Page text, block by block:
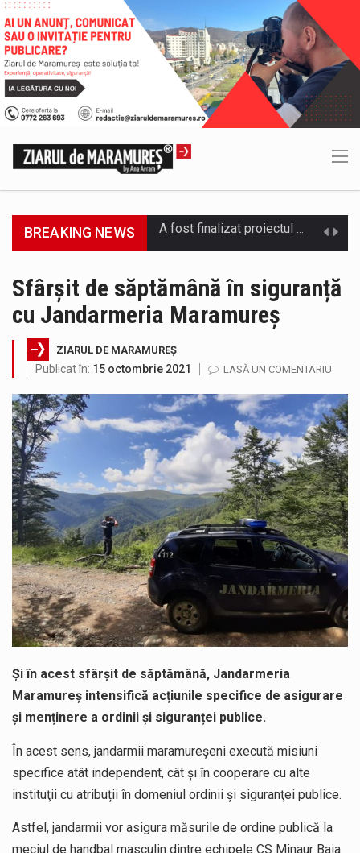
BREAKING NEWS Deputatul AUR de Maramureș, Daniel Ciornei, critică modul în care Parlamentul este chemat să ratifice acordul de împrumut în valoare…
Temperaturile ridicate constituie factori agresivi asupra sănătăţii, extrem de nocivi, ce pot deregla echilibrul organismului. Prea multă căldură nu este…
Directorul OCPI Maramures, Daniela-Onița Ivascu, a venit cu un răspuns pentru cei care s-au intrebat în aceste zile: Dacă aplicațiile…
Testarea independentă a sistemului e-Terra, realizată de STS, DNSC și Cyberint, a mai parcurs o rundă de evaluare. Un număr…
Vremea va fi caniculară. Disconfortul termic va fi accentuat, iar indicele temperatură-umezeală (ITU) va depăși pragul critic de 80 de…
A fost finalizat proiectul care prevede un nou spatiu de joacă pentru copiii din localitatea Tulghieș. Primarul comunei Miresu Mare,…
Sfârșit de săptămână în siguranță
cu Jandarmeria Maramureș
ZIARUL DE MARAMUREȘ
Publicat în: 15 octombrie 2021 LASĂ UN COMENTARIU
Și în acest sfârșit de săptămână, Jandarmeria
Maramureș intensifică acțiunile specifice de asigurare
și menținere a ordinii și siguranței publice.
În acest sens, jandarmii maramureșeni execută misiuni
specifice atât independent, cât și în cooperare cu alte
instituţii cu atribuții în domeniul ordinii şi siguranţei publice.
Astfel, jandarmii vor asigura măsurile de ordine publică la
meciul de handbal masculin dintre echipele CS Minaur Baia